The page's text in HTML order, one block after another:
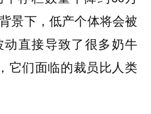
景下，低产个体将会被
直接导致了很多奶牛
它们面临的裁员比人类